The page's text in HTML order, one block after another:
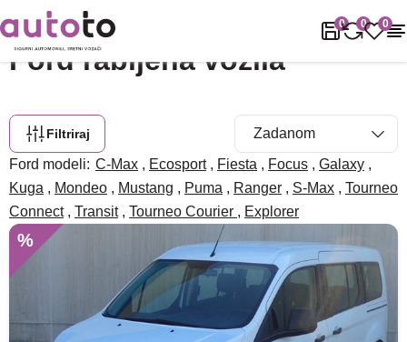
0 0 0
Naslovnica Rabljena vozila
Ford rabljena vozila
Ford modeli: C-Max , Ecosport, Fiesta , Focus , Galaxy ,
Kuga , Mondeo , Mustang , Puma , Ranger , S-Max , Tourneo
Connect, Transit, Tourneo Courier , Explorer
Filtriraj
%